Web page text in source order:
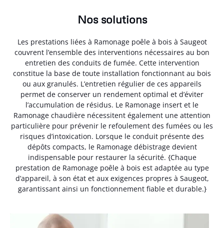
Nos solutions
Les prestations liées à Ramonage poêle à bois à Saugeot
couvrent l’ensemble des interventions nécessaires au bon
entretien des conduits de fumée. Cette intervention
constitue la base de toute installation fonctionnant au bois
ou aux granulés. L’entretien régulier de ces appareils
permet de conserver un rendement optimal et d’éviter
l’accumulation de résidus. Le Ramonage insert et le
Ramonage chaudière nécessitent également une attention
particulière pour prévenir le refoulement des fumées ou les
risques d’intoxication. Lorsque le conduit présente des
dépôts compacts, le Ramonage débistrage devient
indispensable pour restaurer la sécurité. {Chaque
prestation de Ramonage poêle à bois est adaptée au type
d’appareil, à son état et aux exigences propres à Saugeot,
garantissant ainsi un fonctionnement fiable et durable.}